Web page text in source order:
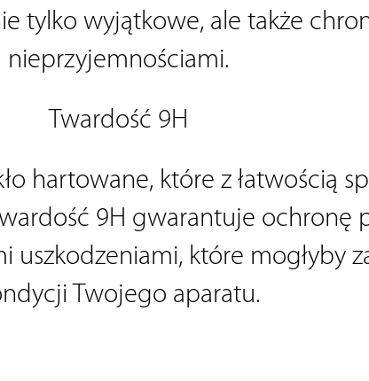
tylko wyjątkowe, ale także
nieprzyjemnościami.
Twardość 9H
hartowane, które z łatwością
9H gwarantuje ochronę
które mogłyby
Twojego aparatu.